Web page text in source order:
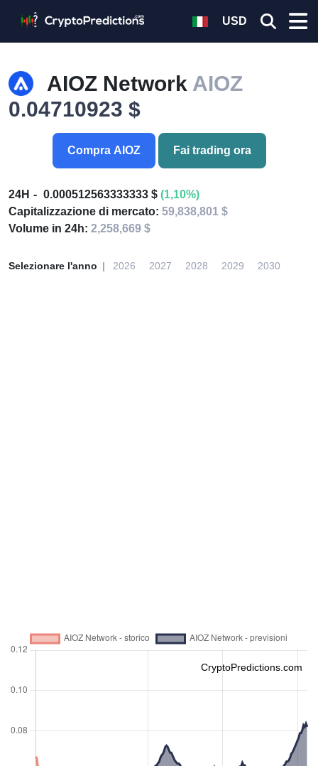
USD
AIOZ Network AIOZ
0.04710923 $
Compra AIOZ Fai trading ora
24H 0.000512563333333 $ (1,10%)
Capitalizzazione di mercato: 59,838,801 $
Volume in 24h: 2,258,669 $
Selezionare l'anno 2026 2027 2028 2029 2030
CryptoPredictions.com